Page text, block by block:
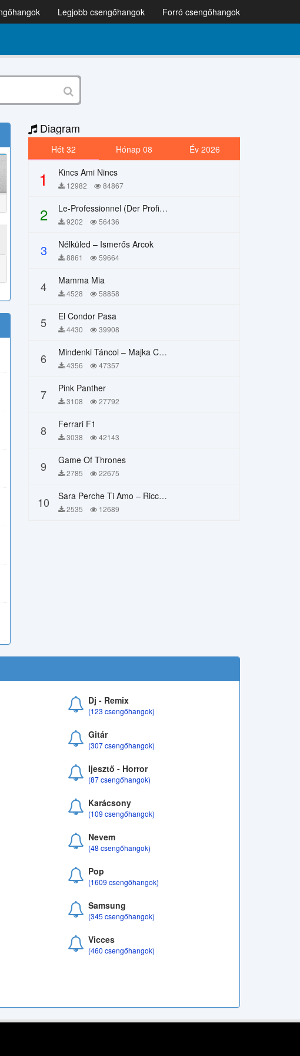
Legjobb csengőhangok Forró csengőhangok
Diagram
Hét 32 Hónap 08 Év 2026
1 Kincs Ami Nincs
12982 84867
2 Le-Professionnel (Der Profi) – Chi Mai
9202 56436
3 Nélküled – Ismerős Arcok
8861 59664
4 Mamma Mia
4528 58858
5 El Condor Pasa
4430 39908
6 Mindenki Táncol – Majka Curtis, Péter Majoros
4356 47357
7 Pink Panther
3108 27792
8 Ferrari F1
3038 42143
9 Game Of Thrones
2785 22675
10 Sara Perche Ti Amo – Ricchi E Poveri
2535 12689
Dj - Remix
(123 csengőhangok)
Gitár
(307 csengőhangok)
Ijesztő - Horror
(87 csengőhangok)
Karácsony
(109 csengőhangok)
Nevem
(48 csengőhangok)
Pop
(1609 csengőhangok)
Samsung
(345 csengőhangok)
Vicces
(460 csengőhangok)